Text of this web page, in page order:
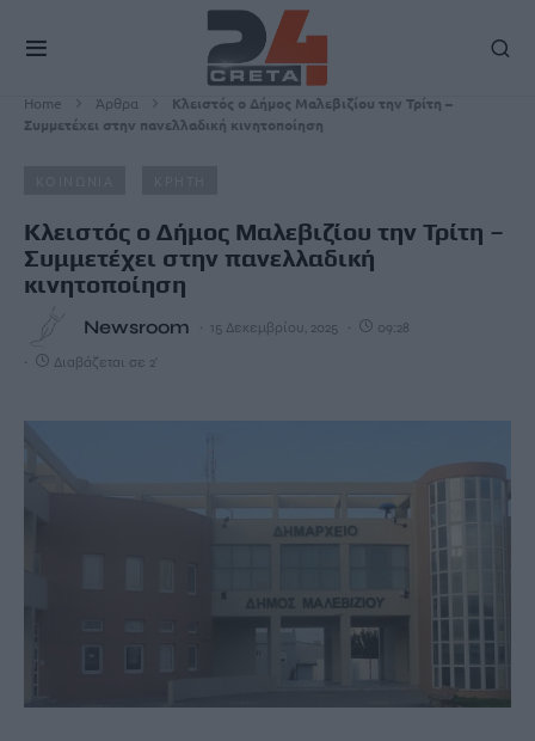
Home Άρθρα
Κλειστός ο Δήμος Μαλεβιζίου την Τρίτη –
Συμμετέχει στην πανελλαδική κινητοποίηση
Κλειστός ο Δήμος Μαλεβιζίου την Τρίτη –
Συμμετέχει στην πανελλαδική
κινητοποίηση
Newsroom 15 Δεκεμβρίου, 2025 09:28
Διαβάζεται σε 2'